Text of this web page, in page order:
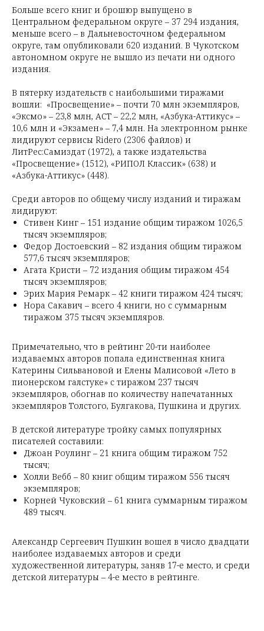
Больше всего книг и брошюр выпущено в
Центральном федеральном округе – 37 294 издания,
меньше всего – в Дальневосточном федеральном
округе, там опубликовали 620 изданий. В Чукотском
автономном округе не вышло из печати ни одного
издания.
В пятерку издательств с наибольшими тиражами
вошли: «Просвещение» – почти 70 млн экземпляров,
«Эксмо» – 23,8 млн, АСТ – 22,2 млн, «Азбука-Аттикус» –
10,6 млн и «Экзамен» – 7,4 млн. На электронном рынке
лидируют сервисы Ridero (2306 файлов) и
ЛитРес:Самиздат (1972), а также издательства
«Просвещение» (1512), «РИПОЛ Классик» (638) и
«Азбука-Аттикус» (448).
Среди авторов по общему числу изданий и тиражам
лидируют:
Стивен Кинг – 151 издание общим тиражом 1026,5
тысяч экземпляров;
Федор Достоевский – 82 издания общим тиражом
577,6 тысяч экземпляров;
Агата Кристи – 72 издания общим тиражом 454
тысяч экземпляров;
Эрих Мария Ремарк – 42 книги тиражом 424 тысяч;
Нора Сакавич – всего 4 книги, но с суммарным
тиражом 375 тысяч экземпляров.
Примечательно, что в рейтинг 20-ти наиболее
издаваемых авторов попала единственная книга
Катерины Сильвановой и Елены Малисовой «Лето в
пионерском галстуке» с тиражом 237 тысяч
экземпляров, обогнав по количеству напечатанных
экземпляров Толстого, Булгакова, Пушкина и других.
В детской литературе тройку самых популярных
писателей составили:
Джоан Роулинг – 21 книга общим тиражом 752
тысяч;
Холли Вебб – 80 книг общим тиражом 556 тысяч
экземпляров;
Корней Чуковский – 61 книга суммарным тиражом
489 тысяч.
Александр Сергеевич Пушкин вошел в число двадцати
наиболее издаваемых авторов и среди
художественной литературы, заняв 17-е место, и среди
детской литературы – 4-е место в рейтинге.